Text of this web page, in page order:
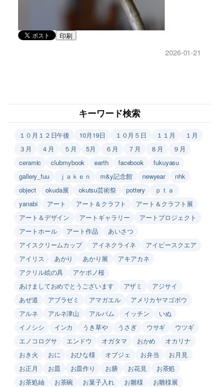
印刷
2026-01-21
キーワード検索
１０月１２日午後 10月19日 １０月５日 １１月
１月
３月
４月 ５月 5月 ６月 ７月 ８月
９月
ceramic
clubmybook earth facebook
fukuyasu
gallery_fuu
ｊａｋｅｎ m&y記念館 newyear
nhk
object
okuda展 okutsu芸術祭 pottery
ｐｔａ
yanabi
アート アート＆クラフト
アート＆クラフト展
アート＆デザイン
アートギャラリー
アートプロジェクト
アートホール
アート作品
あいさつ
アイスクリームカップ
アイネクライネ
アイビースクエア
アイリス
あかり あかり展
アキアカネ
アクリル絵の具
アケボノ桜
あけましておめでとうございます
アザミ
アジサイ
あぜ道
アブラゼミ アマガエル
アメリカヤマゴボウ
アルネ
アルネ津山 アルバム イッチン
いぬ
イノシシ
インカ うき草や うさぎ ウサギ
ウツギ
エノコログサ
エンドウ オガタマ おかめ
オカリナ
おき火
おに おひな様 オブジェ お弁当
お月見
お正月
お皿 お皿作り お膳 お花見
お茶処
お茶処紬
お茶碗 お菓子入れ お雛様
お雛様展